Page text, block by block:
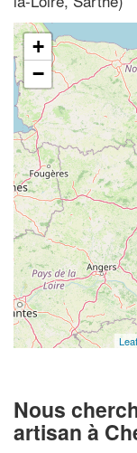
+
−
Nous
artisan à